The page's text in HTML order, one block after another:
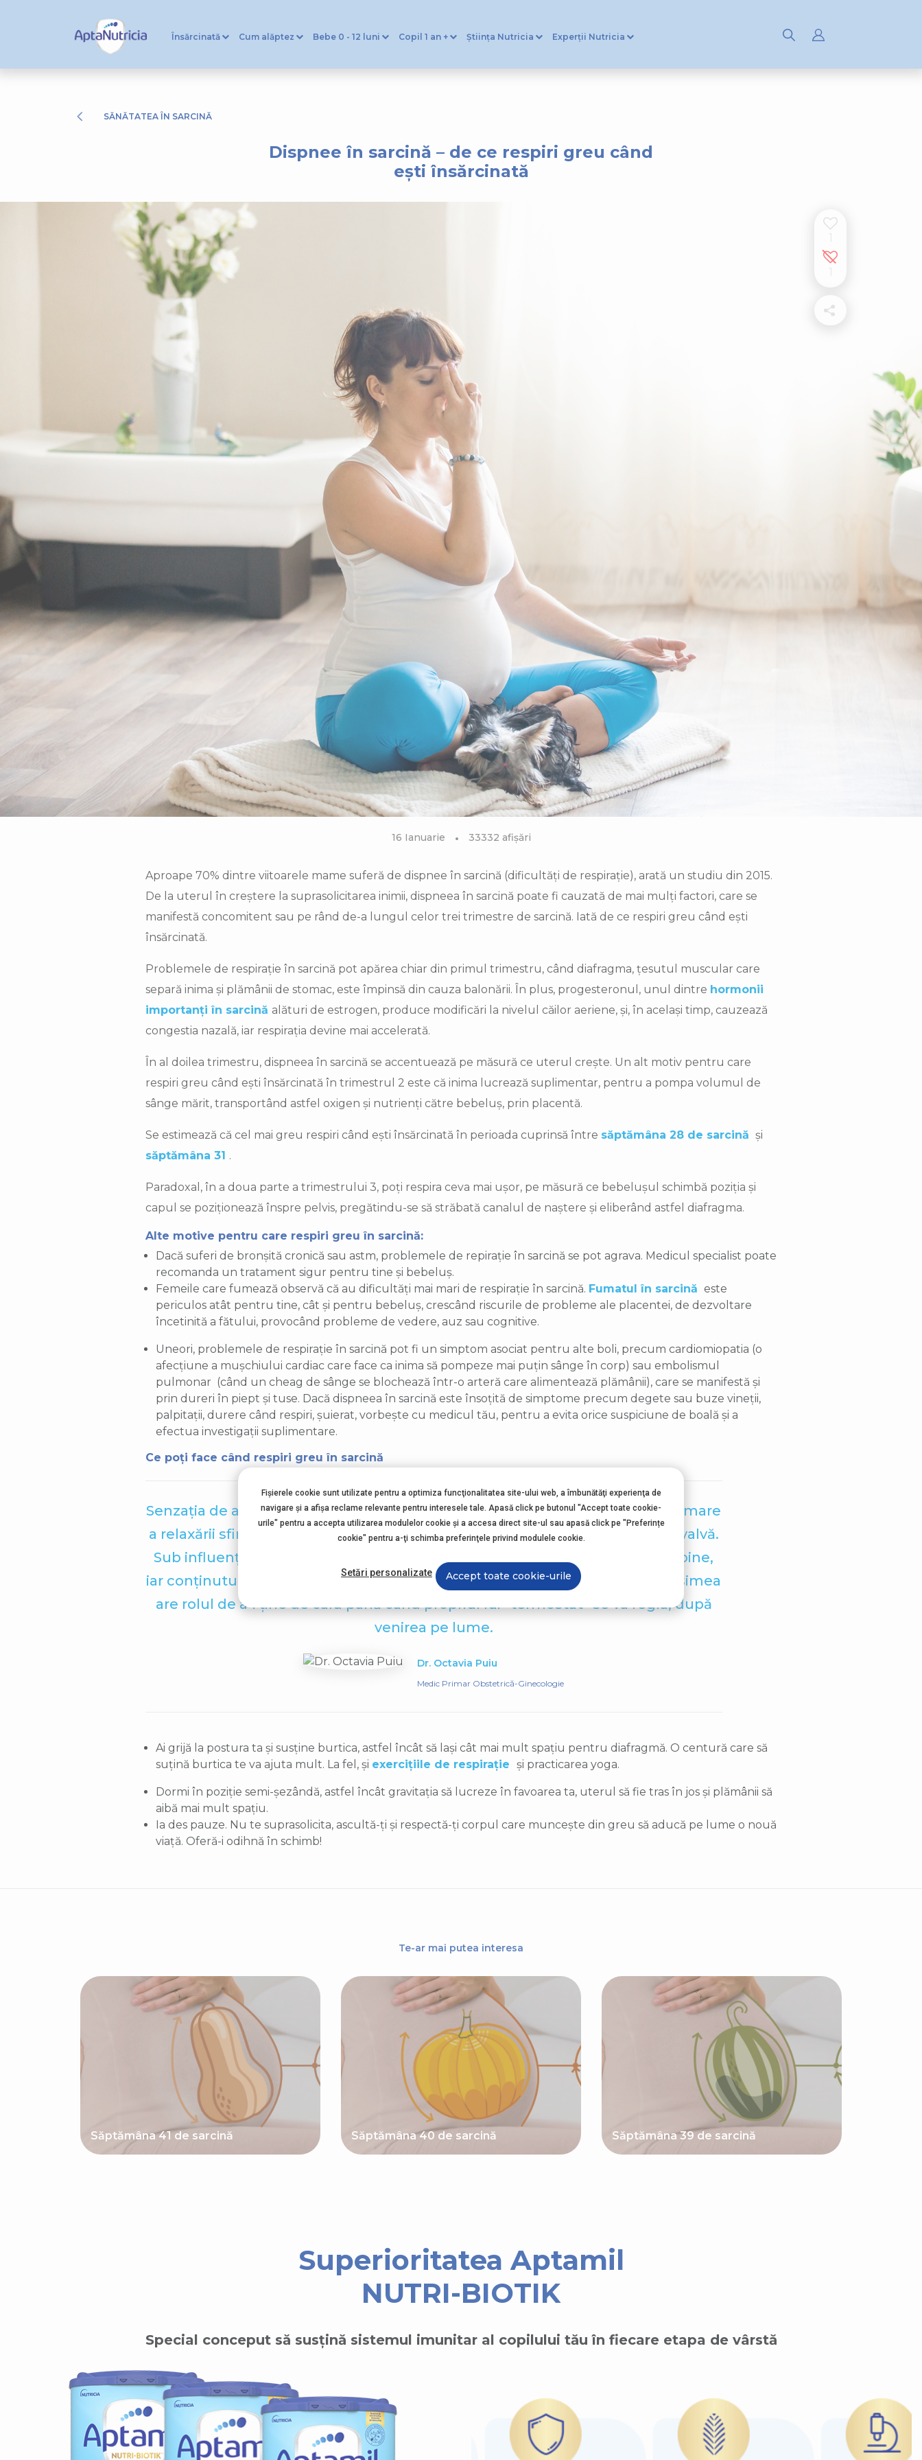
Însărcinată Cum alăptez Bebe 0 - 12 luni Copil 1 an + Știința Nutricia Experții Nutricia
SĂNĂTATEA ÎN SARCINĂ
Dispnee în sarcină – de ce respiri greu când
ești însărcinată
16 Ianuarie 33332 afișări
Aproape 70% dintre viitoarele mame suferă de dispnee în sarcină (dificultăți de respirație), arată un studiu din 2015.
De la uterul în creștere la suprasolicitarea inimii, dispneea în sarcină poate fi cauzată de mai mulți factori, care se
manifestă concomitent sau pe rând de-a lungul celor trei trimestre de sarcină. Iată de ce respiri greu când ești
însărcinată.
Problemele de respirație în sarcină pot apărea chiar din primul trimestru, când diafragma, țesutul muscular care
separă inima și plămânii de stomac, este împinsă din cauza balonării. În plus, progesteronul, unul dintre hormonii
importanți în sarcină alături de estrogen, produce modificări la nivelul căilor aeriene, și, în același timp, cauzează
congestia nazală, iar respirația devine mai accelerată.
În al doilea trimestru, dispneea în sarcină se accentuează pe măsură ce uterul crește. Un alt motiv pentru care
respiri greu când ești însărcinată în trimestrul 2 este că inima lucrează suplimentar, pentru a pompa volumul de
sânge mărit, transportând astfel oxigen și nutrienți către bebeluș, prin placentă.
Se estimează că cel mai greu respiri când ești însărcinată în perioada cuprinsă între săptămâna 28 de sarcină și
săptămâna 31 .
Paradoxal, în a doua parte a trimestrului 3, poți respira ceva mai ușor, pe măsură ce bebelușul schimbă poziția și
capul se poziționează înspre pelvis, pregătindu-se să străbată canalul de naștere și eliberând astfel diafragma.
Alte motive pentru care respiri greu în sarcină:
Dacă suferi de bronșită cronică sau astm, problemele de repirație în sarcină se pot agrava. Medicul specialist poate
recomanda un tratament sigur pentru tine și bebeluș.
Femeile care fumează observă că au dificultăți mai mari de respirație în sarcină. Fumatul în sarcină este
periculos atât pentru tine, cât și pentru bebeluș, crescând riscurile de probleme ale placentei, de dezvoltare
încetinită a fătului, provocând probleme de vedere, auz sau cognitive.
Uneori, problemele de respirație în sarcină pot fi un simptom asociat pentru alte boli, precum cardiomiopatia (o
afecțiune a mușchiului cardiac care face ca inima să pompeze mai puțin sânge în corp) sau embolismul
pulmonar (când un cheag de sânge se blochează într-o arteră care alimentează plămânii), care se manifestă și
prin dureri în piept și tuse. Dacă dispneea în sarcină este însoțită de simptome precum degete sau buze vineții,
palpitații, durere când respiri, șuierat, vorbește cu medicul tău, pentru a evita orice suspiciune de boală și a
efectua investigații suplimentare.
Ce poți face când respiri greu în sarcină
Senzația de arsură e cauzată de acidul care vine din stomac pe esofag, ca urmare
a relaxării sfincterului esofagian, un” inel” muscular care funcționează ca o valvă.
Sub influența progesteronului, acest sfincter esofagian nu se mai închide bine,
iar conținutul gastric se întoarce în esofag, cauzând senzația de arsură. Grăsimea
are rolul de a-i ține de cald până când propriul lui ”termostat” se va regla, după
venirea pe lume.
Dr. Octavia Puiu
Medic Primar Obstetrică-Ginecologie
Ai grijă la postura ta și susține burtica, astfel încât să lași cât mai mult spațiu pentru diafragmă. O centură care să
suțină burtica te va ajuta mult. La fel, și exercițiile de respirație și practicarea yoga.
Dormi în poziție semi-șezândă, astfel încât gravitația să lucreze în favoarea ta, uterul să fie tras în jos și plămânii să
aibă mai mult spațiu.
Ia des pauze. Nu te suprasolicita, ascultă-ți și respectă-ți corpul care muncește din greu să aducă pe lume o nouă
viață. Oferă-i odihnă în schimb!
Te-ar mai putea interesa
Săptămâna 41 de sarcină Săptămâna 40 de sarcină Săptămâna 39 de sarcină
Superioritatea Aptamil
NUTRI-BIOTIK
Special conceput să susțină sistemul imunitar al copilului tău în fiecare etapa de vârstă
Fișierele cookie sunt utilizate pentru a optimiza funcţionalitatea site-ului web, a îmbunătăţi experienţa de
navigare şi a afişa reclame relevante pentru interesele tale. Apasă click pe butonul "Accept toate cookie-
urile" pentru a accepta utilizarea modulelor cookie şi a accesa direct site-ul sau apasă click pe "Preferințe
cookie" pentru a-ţi schimba preferinţele privind modulele cookie.
Setări personalizate Accept toate cookie-urile